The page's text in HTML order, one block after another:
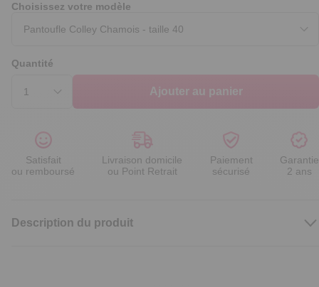
Choisissez votre modèle
Quantité
Ajouter au panier
Satisfait
ou remboursé
Livraison domicile
ou Point Retrait
Paiement
sécurisé
Garantie
2 ans
Description du produit